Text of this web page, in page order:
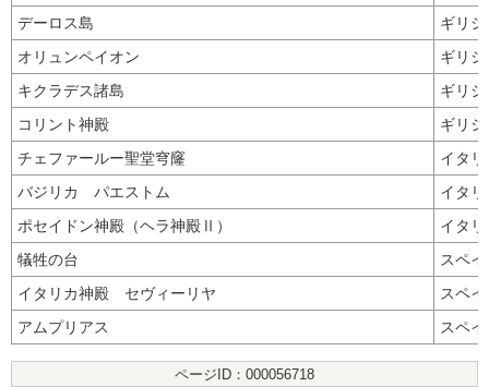
デーロス島
ギリ
オリュンペイオン
ギリ
キクラデス諸島
ギリ
コリント神殿
ギリ
チェファールー聖堂穹窿
イ
バジリカ パエストム
イ
ポセイドン神殿（ヘラ神殿Ⅱ）
イ
犠牲の台
スペ
イタリカ神殿 セヴィーリヤ
スペ
アムプリアス
スペ
ページID：000056718